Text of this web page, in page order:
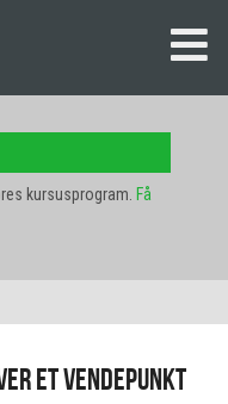
kursusprogram. Få
et vendepunkt